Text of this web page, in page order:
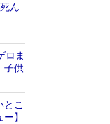
ん
ロま
子供
こ
】